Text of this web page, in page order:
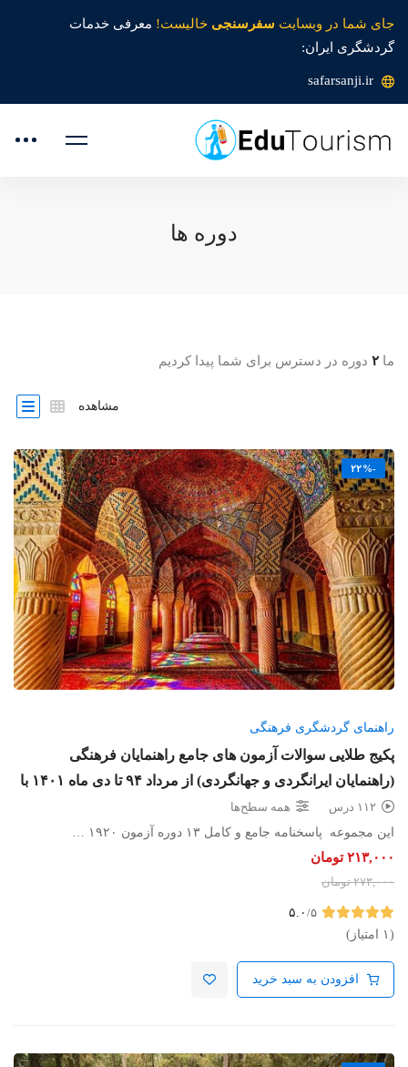
جای شما در وبسایت سفرسنجی خالیست! معرفی خدمات
گردشگری ایران:
safarsanji.ir
دوره ها
ما ۲ دوره در دسترس برای شما پیدا کردیم
مشاهده
-۲۲%
راهنمای گردشگری فرهنگی
پکیج طلایی سوالات آزمون های جامع راهنمایان فرهنگی
(راهنمایان ایرانگردی و جهانگردی) از مرداد ۹۴ تا دی ماه ۱۴۰۱ با
پاسخ و بخش خود را بیازمایید
۱۱۲ درس
همه سطح‌ها
این مجموعه پاسخنامه جامع و کامل ۱۳ دوره آزمون ۱۹۲۰ …
۲۱۳,۰۰۰ تومان
۲۷۳,۰۰۰ تومان
۵.۰ /۵
(۱ امتیاز)
افزودن به سبد خرید